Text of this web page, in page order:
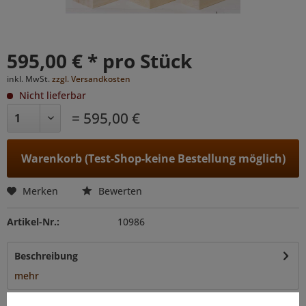
595,00 € * pro Stück
inkl. MwSt. zzgl. Versandkosten
Nicht lieferbar
= 595,00 €
Warenkorb (Test-Shop-keine Bestellung möglich)
Merken Bewerten
Artikel-Nr.: 10986
Beschreibung
mehr